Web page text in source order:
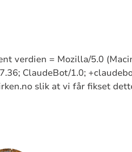
verdien = Mozilla/5.0
ClaudeBot/1.0;
slik at vi får fikset